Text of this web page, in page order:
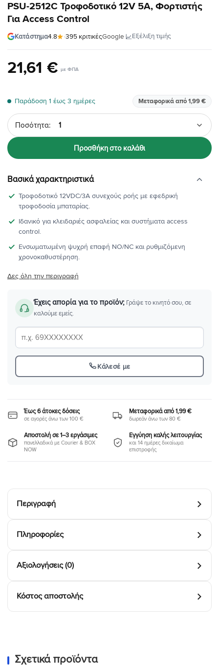
PSU-2512C Τροφοδοτικό 12V 5A, Φορτιστής
Για Access Control
Κατάστημα4.8 ·395 κριτικέςGoogle· Εξέλιξη τιμής
21,61 €
Παράδοση 1 έως 3 ημέρες Μεταφορικά από 1,99 €
Ποσότητα
Προσθήκη στο καλάθι
Βασικά χαρακτηριστικά
Τροφοδοτικό 12VDC/3A συνεχούς ροής με εφεδρική
τροφοδοσία μπαταρίας.
Ιδανικό για κλειδαριές ασφαλείας και συστήματα access
control.
Ενσωματωμένη ψυχρή επαφή NO/NC και ρυθμιζόμενη
χρονοκαθυστέρηση.
Δες όλη την περιγραφή
Έχεις απορία για το προϊόν; Γράψε το κινητό σου, σε
καλούμε εμείς.
Κάλεσέ με
Έως 6 άτοκες δόσεις
σε αγορές άνω των 100 €
Μεταφορικά από 1,99 €
δωρεάν άνω των 80 €
Αποστολή σε 1–3 εργάσιμες
πανελλαδικά με Courier & BOX
NOW
Εγγύηση καλής λειτουργίας
και 14 ημέρες δικαίωμα
επιστροφής
Περιγραφή
Πληροφορίες
Αξιολογήσεις (0)
Κόστος αποστολής
Σχετικά προϊόντα